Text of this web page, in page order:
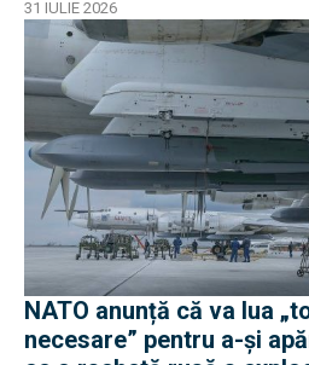
31 IULIE 2026
NATO anunță că va lua
necesare” pentru a-și